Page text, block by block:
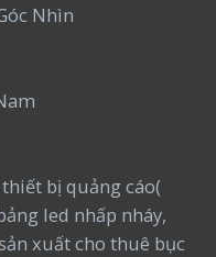
Nhìn
bị quảng cáo(
led nhấp nháy,
xuất cho thuê bục